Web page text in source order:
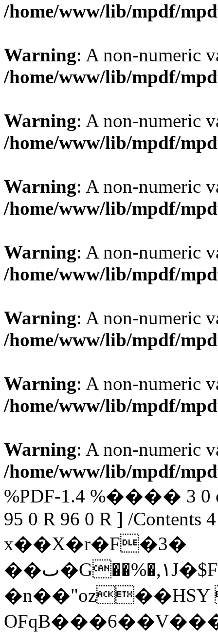
/home/www/lib/mpdf/
Warning: A non-numeric
/home/www/lib/mpdf/
Warning: A non-numeric
/home/www/lib/mpdf/
Warning: A non-numeric
/home/www/lib/mpdf/
Warning: A non-numeric
/home/www/lib/mpdf/
Warning: A non-numeric
/home/www/lib/mpdf/
Warning: A non-numeric
/home/www/lib/mpdf/
Warning: A non-numeric
/home/www/lib/mpdf/
%PDF-1.4 %���� 3 0
95 0 R 96 0 R ] /Contents
x��X�r�F�3�
��ٮ�G��%�,۱J�$F>�9@$EI�MI%��|